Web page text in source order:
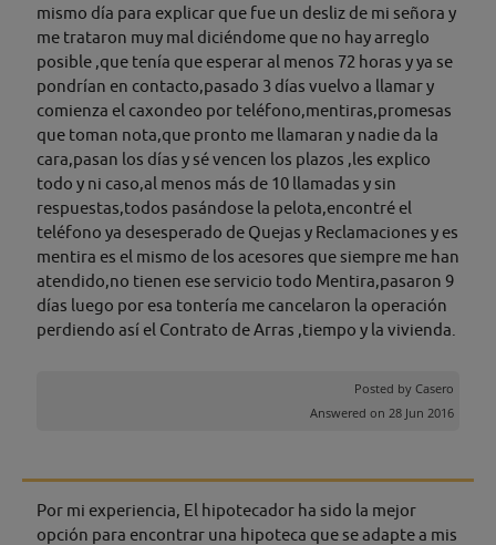
mismo día para explicar que fue un desliz de mi señora y
me trataron muy mal diciéndome que no hay arreglo
posible ,que tenía que esperar al menos 72 horas y ya se
pondrían en contacto,pasado 3 días vuelvo a llamar y
comienza el caxondeo por teléfono,mentiras,promesas
que toman nota,que pronto me llamaran y nadie da la
cara,pasan los días y sé vencen los plazos ,les explico
todo y ni caso,al menos más de 10 llamadas y sin
respuestas,todos pasándose la pelota,encontré el
teléfono ya desesperado de Quejas y Reclamaciones y es
mentira es el mismo de los acesores que siempre me han
atendido,no tienen ese servicio todo Mentira,pasaron 9
días luego por esa tontería me cancelaron la operación
perdiendo así el Contrato de Arras ,tiempo y la vivienda.
Posted by Casero
Answered on 28 Jun 2016
Por mi experiencia, El hipotecador ha sido la mejor
opción para encontrar una hipoteca que se adapte a mis